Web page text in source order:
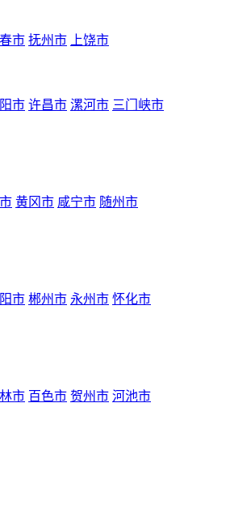
市 抚州市 上饶市
市 许昌市 漯河市 三门峡市
黄冈市 咸宁市 随州市
市 郴州市 永州市 怀化市
市 百色市 贺州市 河池市